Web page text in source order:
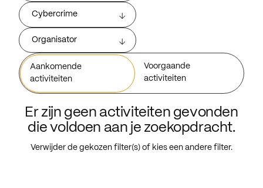
Cybercrime
Organisator
Aankomende
activiteiten
Voorgaande
activiteiten
Er zijn geen activiteiten gevonden
die voldoen aan je zoekopdracht.
Verwijder de gekozen filter(s) of kies een andere filter.